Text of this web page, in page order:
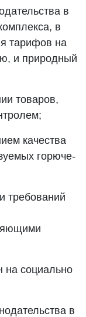
в
в
тарифов на
и природный
товаров,
качества
горюче-
требований
на социально
в